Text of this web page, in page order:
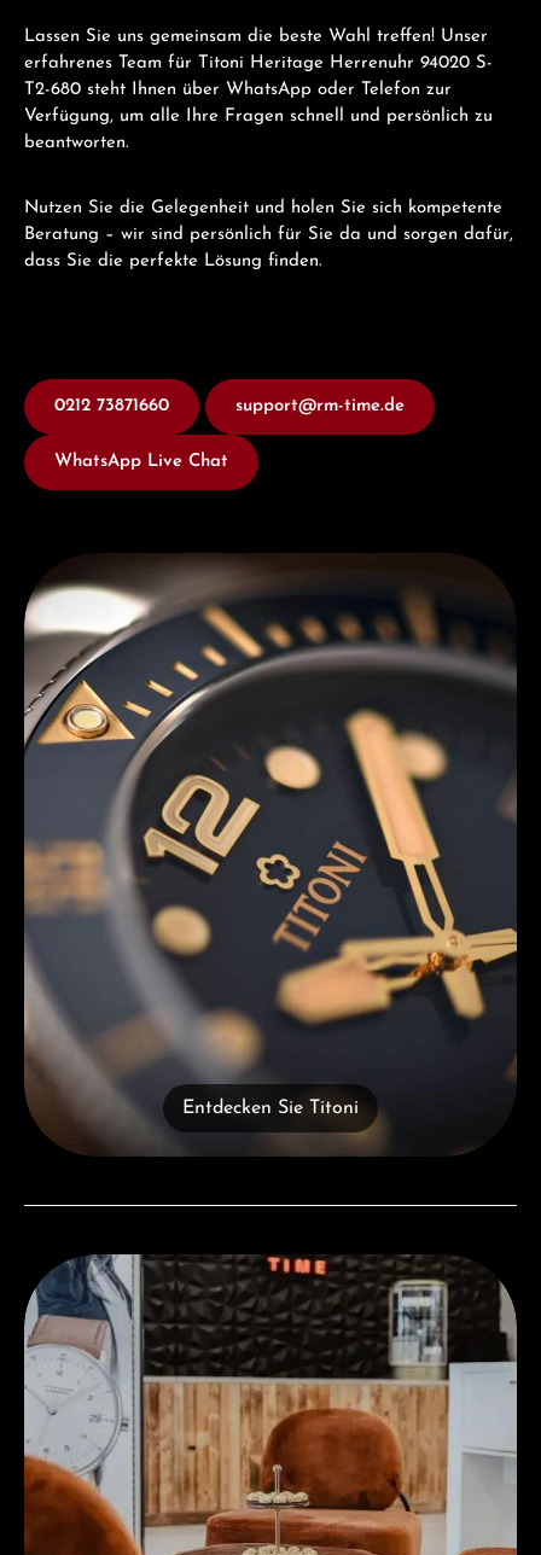
Lassen Sie uns gemeinsam die beste Wahl treffen! Unser
erfahrenes Team für Titoni Heritage Herrenuhr 94020 S-
T2-680 steht Ihnen über WhatsApp oder Telefon zur
Verfügung, um alle Ihre Fragen schnell und persönlich zu
beantworten.
Nutzen Sie die Gelegenheit und holen Sie sich kompetente
Beratung – wir sind persönlich für Sie da und sorgen dafür,
dass Sie die perfekte Lösung finden.
0212 73871660 support@rm-time.de
WhatsApp Live Chat
Entdecken Sie Titoni
Entdecken Sie Titoni
Besuchen Sie uns